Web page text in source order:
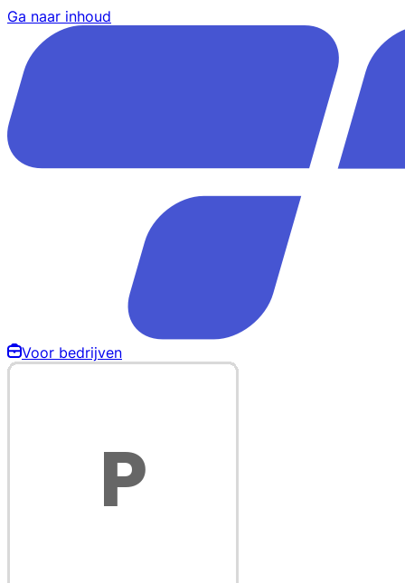
Ga naar inhoud
Voor bedrijven